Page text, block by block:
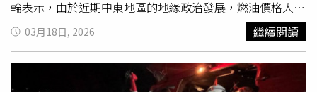
每首歌都極其用心。不過，僅有30分鐘的表演時間讓陳美鳳
大呼「不夠」，笑說按照她的標準，起碼要換三套服裝、表
演90分鐘才過癮。她更許願希望主持的節目《美鳳有約》未
來能有機會來郵輪出外景。陳美鳳讚陳謙文超級全能，幫忙
進錄音室剪接製作表演歌曲。（圖／麗星郵輪）這次郵輪
輪表示，由於近期中東地區的地緣政治發展，燃油價格大幅
上漲。對「 探索星號
」而言，燃油及相關成本已上升，對營
運成本造成影響。因此，自2026年3月20日或之後作出的新
預訂將徵收燃油附加費。此附加費將根據各郵輪及航線的營
運需求而定，因此在不同船隊之間可能有所不同。麗星郵輪
03月18日, 2026 繼續閱讀